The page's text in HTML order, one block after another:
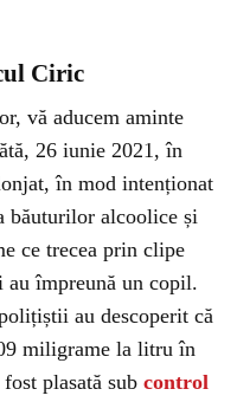
Ciric
vă aducem aminte
26 iunie 2021, în
în mod intenționat
băuturilor alcoolice și
ce trecea prin clipe
au împreună un copil.
au descoperit că
miligrame la litru în
plasată sub control